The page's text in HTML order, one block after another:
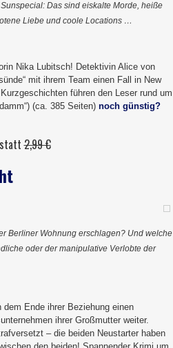
Das sind eiskalte Morde, heiße
Liebe und coole Locations …
Nika Lubitsch! Detektivin Alice von
mit ihrem Team einen Fall in New
führen den Leser rund um
(ca. 385 Seiten) noch günstig?
statt2,99 €
Berliner Wohnung erschlagen? Und welche
oder der manipulative Verlobte der
Ende ihrer Beziehung einen
ihrer Großmutter weiter.
– die beiden Neustarter haben